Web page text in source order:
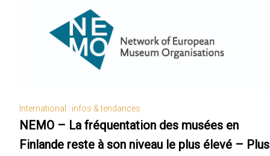
International : infos & tendances
NEMO – La fréquentation des musées en
Finlande reste à son niveau le plus élevé – Plus